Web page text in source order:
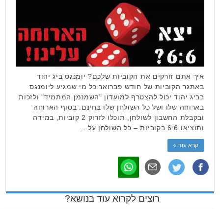
איך אתם זורקים את הקוביות שלכם? יומנגס ביג יהוד
באתגר הקוביות של חודש פברואר כל מי שמגיע ליומנגס
בביג יהוד יכול להצטרף למועדון "השמנמן המתמיד" ולזכות
בארוחה שלו ושל כל השולחן שלו בחינם. בסוף הארוחה
ובקבלת החשבון לשולחן, תוכלו לזרוק 2 קוביות, במידה
ותוציאו 6:6 בקוביות – כל השולחן על …
קרא עוד »
רוצים לקרוא עוד בנושא?